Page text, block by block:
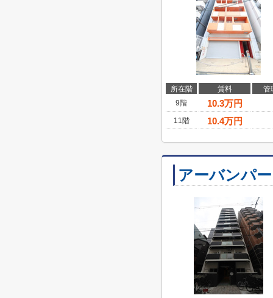
所在階 賃料
管
9階
10.3万円
11階 10.4万円
アーバンパ